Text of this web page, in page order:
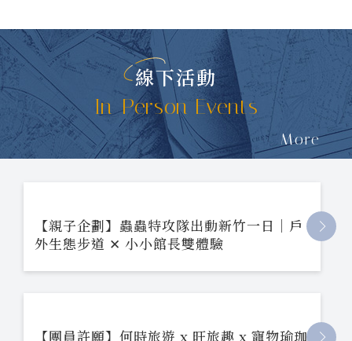
線下活動
In-Person Events
More
【親子企劃】蟲蟲特攻隊出動新竹一日｜戶
外生態步道 ✕ 小小館長雙體驗
【團員許願】何時旅遊 x 旺旅趣 x 寵物瑜珈